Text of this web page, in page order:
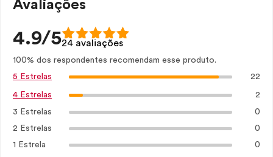
Avaliações
4.9/524 avaliações
100% dos respondentes recomendam esse produto.
5 Estrelas
22
4 Estrelas 2
3 Estrelas
0
2 Estrelas
0
1 Estrela
0